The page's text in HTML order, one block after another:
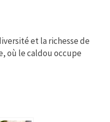
et la richesse de
où le caldou occupe